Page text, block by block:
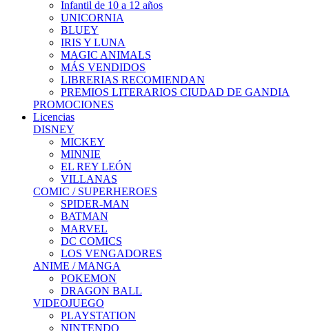
Infantil de 10 a 12 años
UNICORNIA
BLUEY
IRIS Y LUNA
MAGIC ANIMALS
MÁS VENDIDOS
LIBRERIAS RECOMIENDAN
PREMIOS LITERARIOS CIUDAD DE GANDIA
PROMOCIONES
Licencias
DISNEY
MICKEY
MINNIE
EL REY LEÓN
VILLANAS
COMIC / SUPERHEROES
SPIDER-MAN
BATMAN
MARVEL
DC COMICS
LOS VENGADORES
ANIME / MANGA
POKEMON
DRAGON BALL
VIDEOJUEGO
PLAYSTATION
NINTENDO